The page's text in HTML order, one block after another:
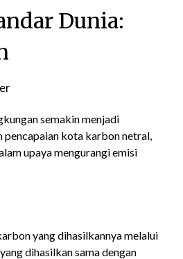
Dunia:
semakin menjadi
pencapaian kota karbon netral,
upaya mengurangi emisi
yang dihasilkannya melalui
dihasilkan sama dengan